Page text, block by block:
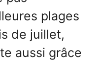
plages
de juillet,
aussi grâce